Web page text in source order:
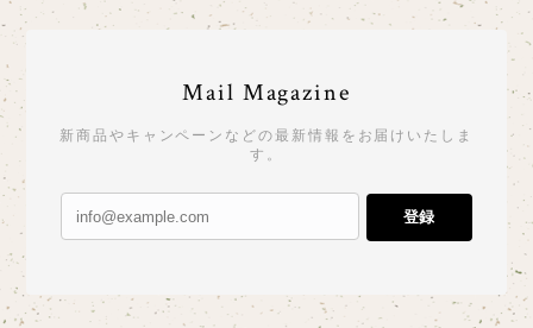
Mail Magazine
新商品やキャンペーンなどの最新情報をお届けいたしま
す。
登録